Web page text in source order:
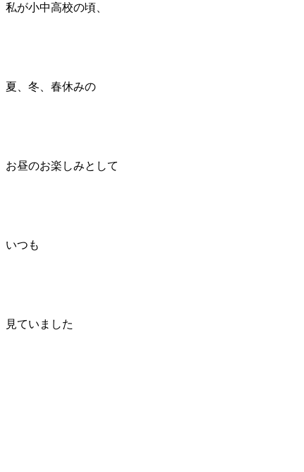
私が小中高校の頃、
夏、冬、春休みの
お昼のお楽しみとして
いつも
見ていました